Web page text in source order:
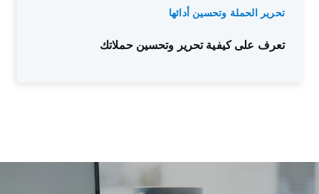
تحرير الحملة وتحسين أدائها
تعرف على كيفية تحرير وتحسين حملاتك